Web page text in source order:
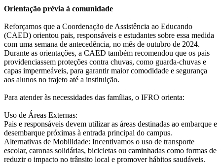
Orientação prévia à comunidade
Reforçamos que a Coordenação de Assistência ao Educando
(CAED) orientou pais, responsáveis e estudantes sobre essa medida
com uma semana de antecedência, no mês de outubro de 2024.
Durante as orientações, a CAED também recomendou que os pais
providenciassem proteções contra chuvas, como guarda-chuvas e
capas impermeáveis, para garantir maior comodidade e segurança
aos alunos no trajeto até a instituição.
Para atender às necessidades das famílias, o IFRO orienta:
Uso de Áreas Externas:
Pais e responsáveis devem utilizar as áreas destinadas ao embarque e
desembarque próximas à entrada principal do campus.
Alternativas de Mobilidade: Incentivamos o uso de transporte
escolar, caronas solidárias, bicicletas ou caminhadas como formas de
reduzir o impacto no trânsito local e promover hábitos saudáveis.